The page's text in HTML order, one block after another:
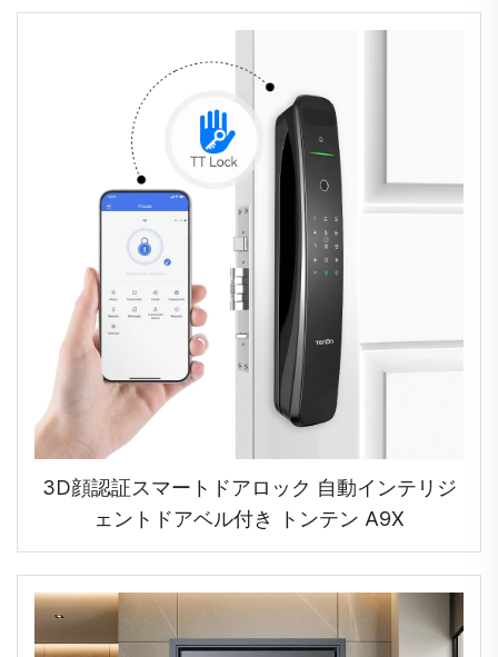
3D顔認証スマートドアロック 自動インテリジ
ェントドアベル付き トンテン A9X